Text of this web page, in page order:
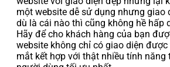
một website dễ sử dụng nhưng giao
dù là cái nào thì cũng không hề hấp
Hãy để cho khách hàng của bạn
website không chỉ có giao diện được
mắt kết hợp với thật nhiều tính năng